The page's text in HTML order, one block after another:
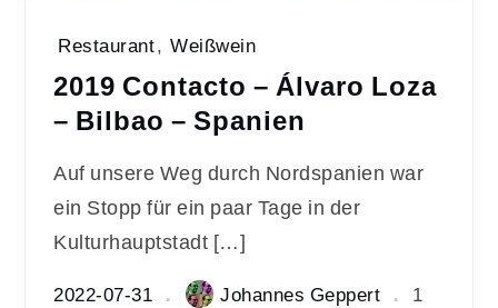
Restaurant, Weißwein
2019 Contacto – Álvaro Loza
– Bilbao – Spanien
Auf unsere Weg durch Nordspanien war
ein Stopp für ein paar Tage in der
Kulturhauptstadt […]
2022-07-31 Johannes Geppert
1